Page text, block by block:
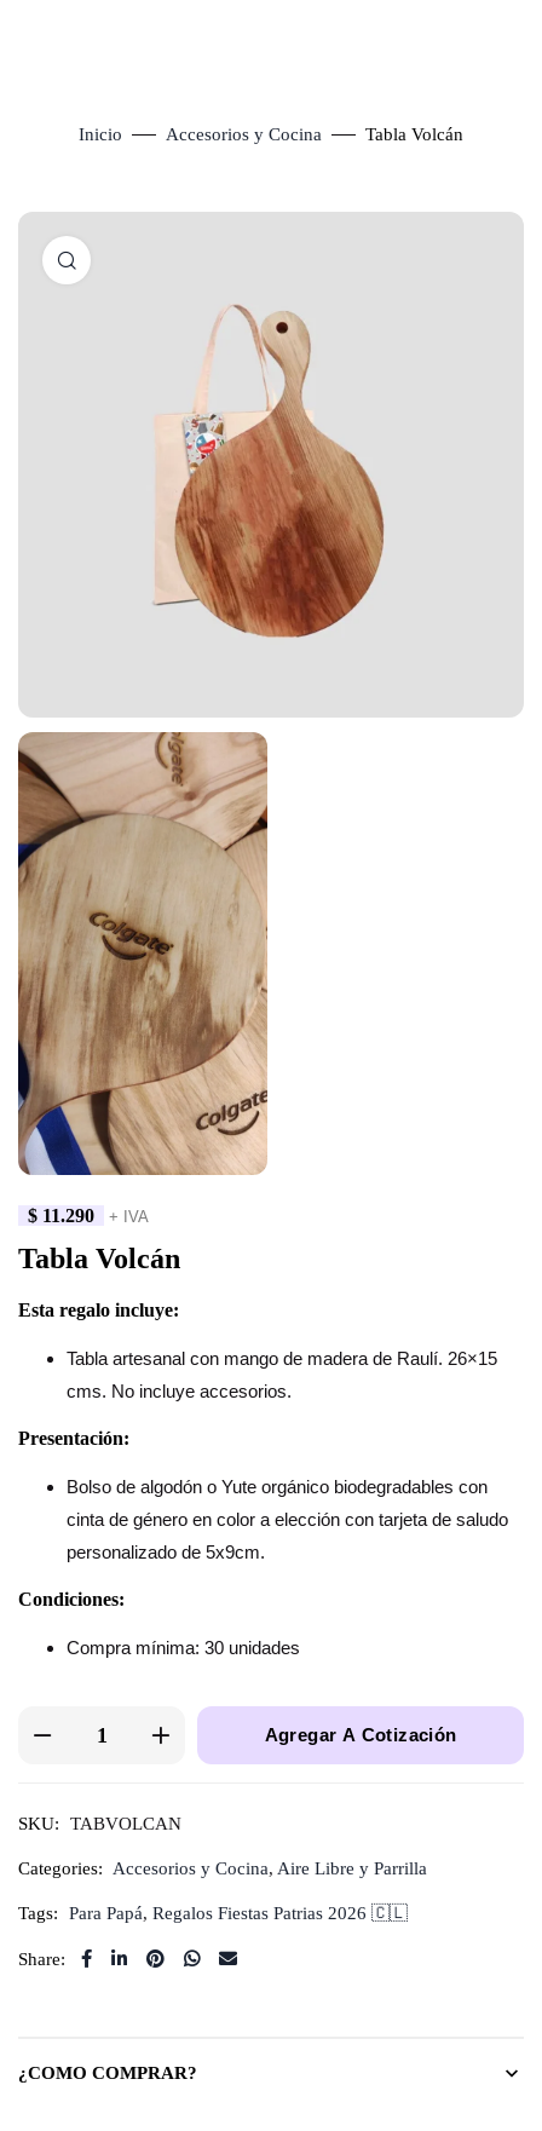
Inicio Accesorios y Cocina Tabla Volcán
$ 11.290 + IVA
Tabla Volcán
Esta regalo incluye:
Tabla artesanal con mango de madera de Raulí. 26×15
cms. No incluye accesorios.
Presentación:
Bolso de algodón o Yute orgánico biodegradables con
cinta de género en color a elección con tarjeta de saludo
personalizado de 5x9cm.
Condiciones:
Compra mínima: 30 unidades
Agregar A Cotización
SKU: TABVOLCAN
Categories: Accesorios y Cocina, Aire Libre y Parrilla
Tags: Para Papá, Regalos Fiestas Patrias 2026 🇨🇱
Share:
¿COMO COMPRAR?